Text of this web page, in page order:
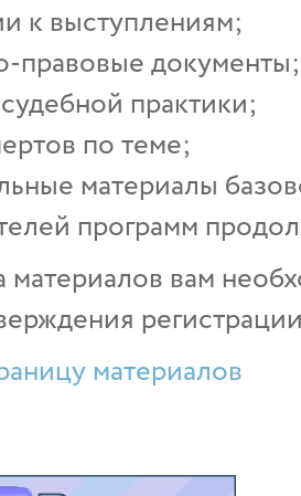
к выступлениям;
правовые документы;
практики;
по теме;
материалы
программ
вам
материалов